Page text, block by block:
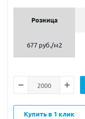
Розница
677 руб./м2
Купить в 1 клик